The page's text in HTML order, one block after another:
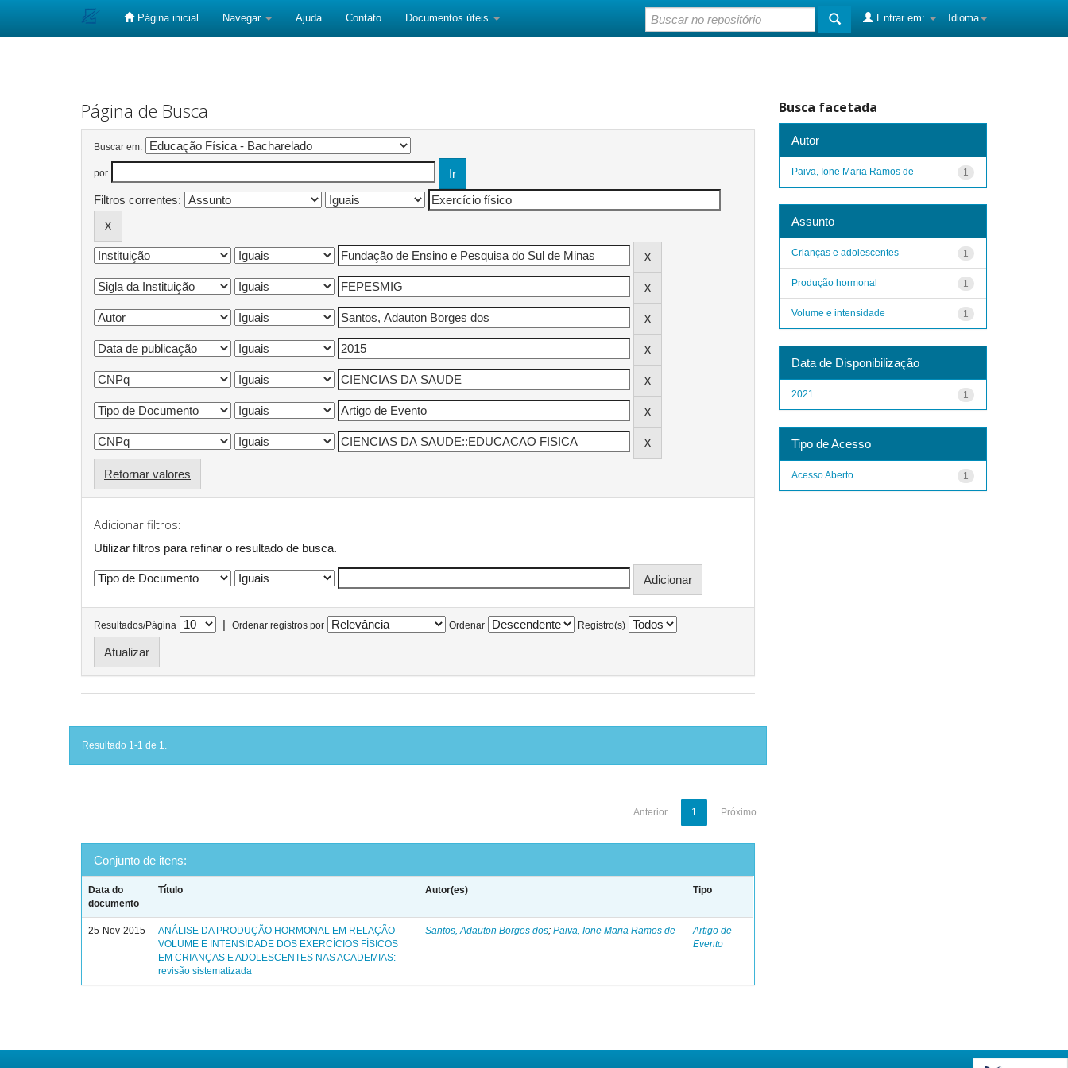
Página inicial Navegar Ajuda Contato Documentos úteis Idioma
Entrar em:
Página de Busca
Buscar em:
por
Filtros correntes:
Retornar valores
Adicionar filtros:
Utilizar filtros para refinar o resultado de busca.
Resultados/Página | Ordenar registros por Ordenar Registro(s)
Resultado 1-1 de 1.
Anterior 1 Próximo
Conjunto de itens:
Data do
documento
Título Autor(es) Tipo
25-Nov-2015
ANÁLISE DA PRODUÇÃO HORMONAL EM RELAÇÃO
VOLUME E INTENSIDADE DOS EXERCÍCIOS FÍSICOS
EM CRIANÇAS E ADOLESCENTES NAS ACADEMIAS:
revisão sistematizada
Santos, Adauton Borges dos;Paiva, Ione Maria Ramos de
Artigo de
Evento
Busca facetada
Autor
1
Paiva, Ione Maria Ramos de
Assunto
1
Crianças e adolescentes
1
Produção hormonal
1
Volume e intensidade
Data de Disponibilização
1
2021
Tipo de Acesso
1
Acesso Aberto